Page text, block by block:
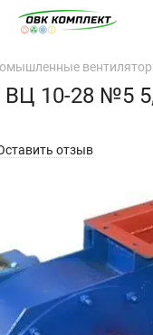
ВЦ 10-28 №5
отзыв